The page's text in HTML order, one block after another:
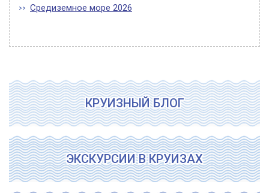
Средиземное море 2026
КРУИЗНЫЙ БЛОГ
ЭКСКУРСИИ В КРУИЗАХ